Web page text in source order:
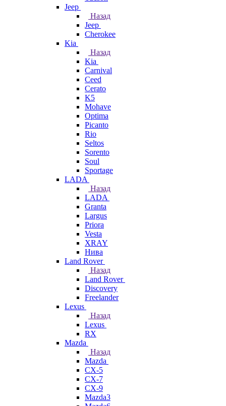
Jeep
Назад
Jeep
Cherokee
Kia
Назад
Kia
Carnival
Ceed
Cerato
K5
Mohave
Optima
Picanto
Rio
Seltos
Sorento
Soul
Sportage
LADA
Назад
LADA
Granta
Largus
Priora
Vesta
XRAY
Нива
Land Rover
Назад
Land Rover
Discovery
Freelander
Lexus
Назад
Lexus
RX
Mazda
Назад
Mazda
CX-5
CX-7
CX-9
Mazda3